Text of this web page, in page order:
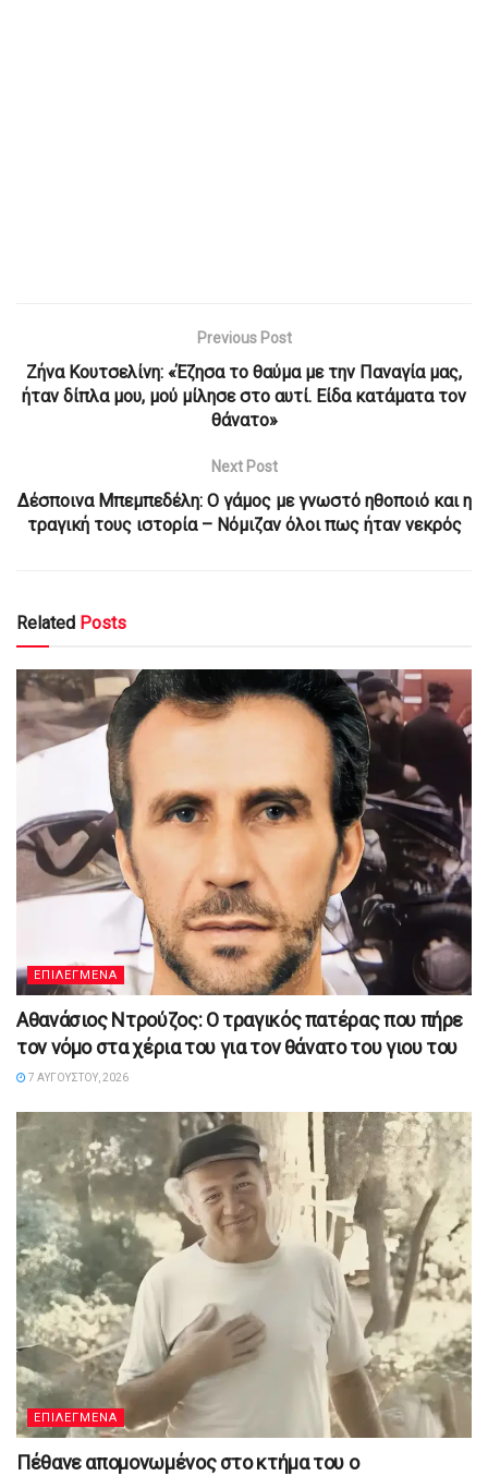
Previous Post
Ζήνα Κουτσελίνη: «Έζησα το θαύμα με την Παναγία μας,
ήταν δίπλα μου, μού μίλησε στο αυτί. Είδα κατάματα τον
θάνατο»
Next Post
Δέσποινα Μπεμπεδέλη: Ο γάμος με γνωστό ηθοποιό και η
τραγική τους ιστορία – Νόμιζαν όλοι πως ήταν νεκρός
Related Posts
ΕΠΙΛΕΓΜΕΝΑ
Αθανάσιος Ντρούζος: Ο τραγικός πατέρας που πήρε
τον νόμο στα χέρια του για τον θάνατο του γιου του
7 ΑΥΓΟΎΣΤΟΥ, 2026
ΕΠΙΛΕΓΜΕΝΑ
Πέθανε απομονωμένος στο κτήμα του ο